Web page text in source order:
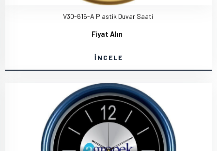
V30-616-A Plastik Duvar Saati
Fiyat Alın
İNCELE